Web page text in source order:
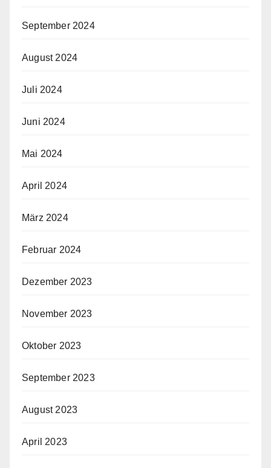
September 2024
August 2024
Juli 2024
Juni 2024
Mai 2024
April 2024
März 2024
Februar 2024
Dezember 2023
November 2023
Oktober 2023
September 2023
August 2023
April 2023